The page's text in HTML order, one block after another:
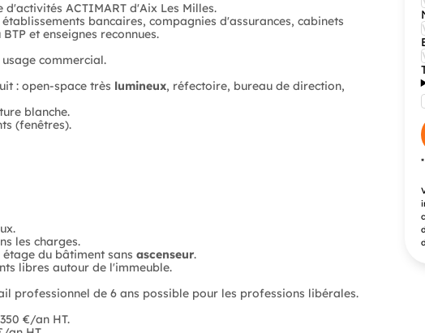
ACTIMART d'Aix Les Milles.
bancaires, compagnies d'assurances, cabinets
et enseignes reconnues.
commercial.
: open-space très lumineux, réfectoire, bureau de direction,
blanche.
(fenêtres).
les charges.
du bâtiment sans ascenseur.
libres autour de l'immeuble.
professionnel de 6 ans possible pour les professions libérales.
€/an HT.